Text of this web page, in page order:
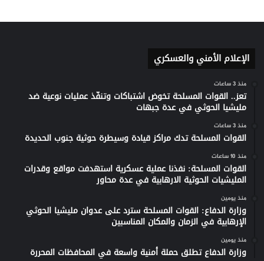
الإعلام الأمني والعسكري
منذ 3 ساعات
تعز.. القوات المسلحة تخوض اشتباكات وتنفّذ عمليات نوعية ضد
مليشيا الحوثي في عدة جبهات
منذ 3 ساعات
القوات المسلحة تدك مراكز قيادة وسيطرة حوثية جنوب الحديدة
منذ 10 ساعات
القوات المسلحة: نفذنا عملية عسكرية استهدفت مواقع وقدرات
المليشيات الحوثية الارهابية في عدة محاور
منذ يومين
وزارة الدفاع: القوات المسلحة سترد على عدوان مليشيا الحوثي
الإرهابية في الزمان والمكان المناسبين
منذ يومين
وزارة الدفاع تطلق حملة أمنية واسعة في المحافظات المحررة